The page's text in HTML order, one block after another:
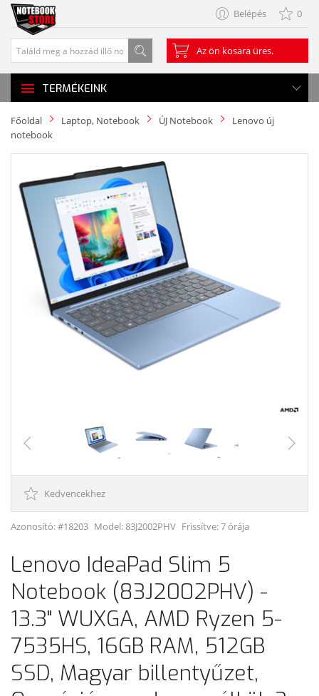
Belépés 0
Az ön kosara üres.
TERMÉKEINK
Főoldal Laptop, Notebook ÚJ Notebook
Lenovo új
notebook
Kedvencekhez
Azonosító: #18203 Model:83J2002PHV Frissítve: 7 órája
Lenovo IdeaPad Slim 5
Notebook (83J2002PHV) -
13.3" WUXGA, AMD Ryzen 5-
7535HS, 16GB RAM, 512GB
SSD, Magyar billentyűzet,